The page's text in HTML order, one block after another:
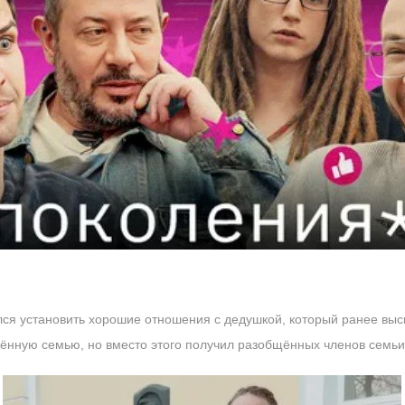
установить хорошие отношения с дедушкой, который ранее
семью, но вместо этого получил разобщённых членов